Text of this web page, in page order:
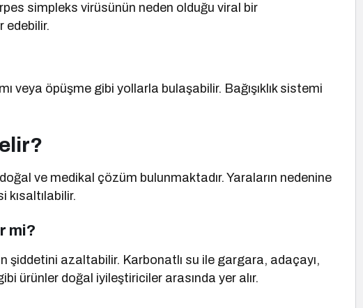
simpleks virüsünün neden olduğu viral bir
edebilir.
veya öpüşme gibi yollarla bulaşabilir. Bağışıklık sistemi
ve medikal çözüm bulunmaktadır. Yaraların nedenine
mi?
şiddetini azaltabilir. Karbonatlı su ile gargara, adaçayı,
ürünler doğal iyileştiriciler arasında yer alır.